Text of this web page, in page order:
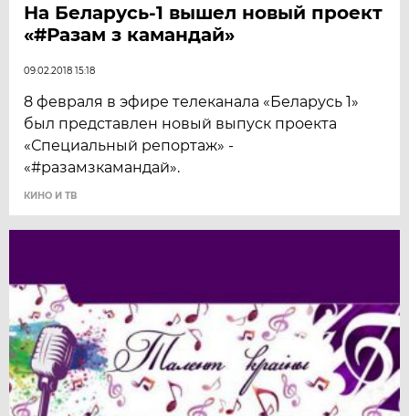
На Беларусь-1 вышел новый проект
«#Разам з камандай»
09.02.2018 15:18
8 февраля в эфире телеканала «Беларусь 1»
был представлен новый выпуск проекта
«Специальный репортаж» -
«#разамзкамандай».
КИНО И ТВ